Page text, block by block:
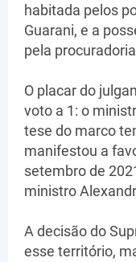
habitada pelos
Guarani, e a
pela
O placar do
voto a 1: o
tese do marco
manifestou a
setembro de
ministro
A decisão do
esse território,